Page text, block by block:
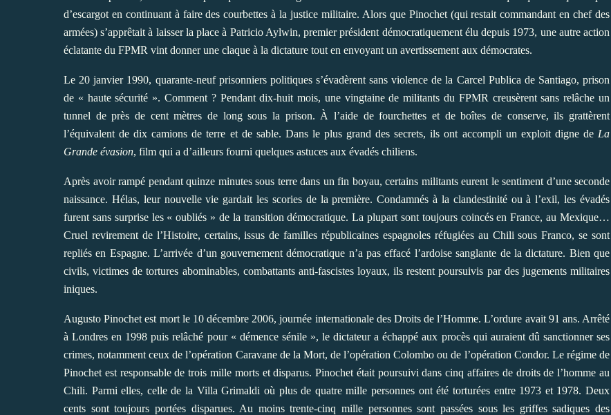
d’escargot en continuant à faire des courbettes à la justice militaire. Alors que Pinochet (qui restait commandant en chef des
armées) s’apprêtait à laisser la place à Patricio Aylwin, premier président démocratiquement élu depuis 1973, une autre action
éclatante du FPMR vint donner une claque à la dictature tout en envoyant un avertissement aux démocrates.
Le 20 janvier 1990, quarante-neuf prisonniers politiques s’évadèrent sans violence de la Carcel Publica de Santiago, prison
de « haute sécurité ». Comment ? Pendant dix-huit mois, une vingtaine de militants du FPMR creusèrent sans relâche un
tunnel de près de cent mètres de long sous la prison. À l’aide de fourchettes et de boîtes de conserve, ils grattèrent
l’équivalent de dix camions de terre et de sable. Dans le plus grand des secrets, ils ont accompli un exploit digne de La
Grande évasion, film qui a d’ailleurs fourni quelques astuces aux évadés chiliens.
Après avoir rampé pendant quinze minutes sous terre dans un fin boyau, certains militants eurent le sentiment d’une seconde
naissance. Hélas, leur nouvelle vie gardait les scories de la première. Condamnés à la clandestinité ou à l’exil, les évadés
furent sans surprise les « oubliés » de la transition démocratique. La plupart sont toujours coincés en France, au Mexique…
Cruel revirement de l’Histoire, certains, issus de familles républicaines espagnoles réfugiées au Chili sous Franco, se sont
repliés en Espagne. L’arrivée d’un gouvernement démocratique n’a pas effacé l’ardoise sanglante de la dictature. Bien que
civils, victimes de tortures abominables, combattants anti-fascistes loyaux, ils restent poursuivis par des jugements militaires
iniques.
Augusto Pinochet est mort le 10 décembre 2006, journée internationale des Droits de l’Homme. L’ordure avait 91 ans. Arrêté
à Londres en 1998 puis relâché pour « démence sénile », le dictateur a échappé aux procès qui auraient dû sanctionner ses
crimes, notamment ceux de l’opération Caravane de la Mort, de l’opération Colombo ou de l’opération Condor. Le régime de
Pinochet est responsable de trois mille morts et disparus. Pinochet était poursuivi dans cinq affaires de droits de l’homme au
Chili. Parmi elles, celle de la Villa Grimaldi où plus de quatre mille personnes ont été torturées entre 1973 et 1978. Deux
cents sont toujours portées disparues. Au moins trente-cinq mille personnes sont passées sous les griffes sadiques des